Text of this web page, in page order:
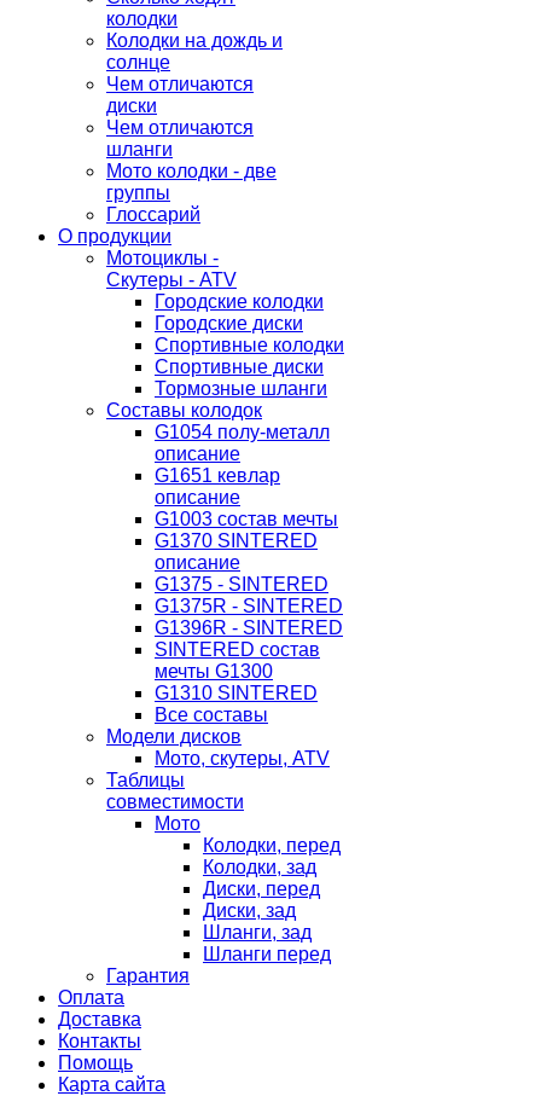
колодки
Колодки на дождь и
солнце
Чем отличаются
диски
Чем отличаются
шланги
Мото колодки - две
группы
Глоссарий
О продукции
Мотоциклы -
Скутеры - ATV
Городские колодки
Городские диски
Спортивные колодки
Спортивные диски
Тормозные шланги
Составы колодок
G1054 полу-металл
описание
G1651 кевлар
описание
G1003 состав мечты
G1370 SINTERED
описание
G1375 - SINTERED
G1375R - SINTERED
G1396R - SINTERED
SINTERED состав
мечты G1300
G1310 SINTERED
Все составы
Модели дисков
Мото, скутеры, ATV
Таблицы
совместимости
Мото
Колодки, перед
Колодки, зад
Диски, перед
Диски, зад
Шланги, зад
Шланги перед
Гарантия
Оплата
Доставка
Контакты
Помощь
Карта сайта